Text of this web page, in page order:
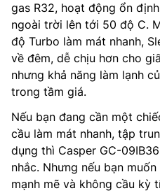
gas R32, hoạt động ổn
ngoài trời lên tới 50 độ C.
độ Turbo làm mát nhanh,
về đêm, dễ chịu hơn cho
nhưng khả năng làm lạnh
trong tầm giá.
Nếu bạn đang cần một
cầu làm mát nhanh, tập
dụng thì Casper GC-
nhắc. Nhưng nếu bạn
mạnh mẽ và không cầu kỳ